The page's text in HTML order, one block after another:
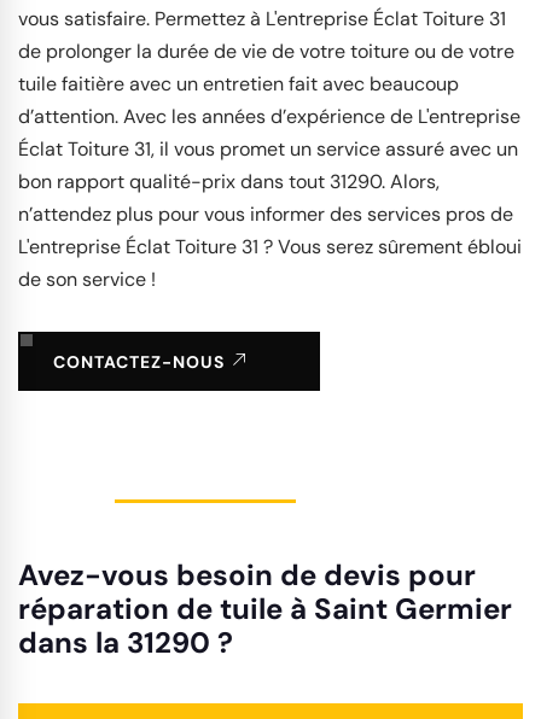
vous satisfaire. Permettez à L'entreprise Éclat Toiture 31
de prolonger la durée de vie de votre toiture ou de votre
tuile faitière avec un entretien fait avec beaucoup
d’attention. Avec les années d’expérience de L'entreprise
Éclat Toiture 31, il vous promet un service assuré avec un
bon rapport qualité-prix dans tout 31290. Alors,
n’attendez plus pour vous informer des services pros de
L'entreprise Éclat Toiture 31 ? Vous serez sûrement ébloui
de son service !
CONTACTEZ-NOUS
Avez-vous besoin de devis pour
réparation de tuile à Saint Germier
dans la 31290 ?